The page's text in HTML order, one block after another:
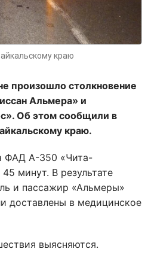
краю
произошло столкновение
Альмера» и
Об этом сообщили в
краю.
ФАД А-350 «Чита-
минут. В результате
и пассажир «Альмеры»
доставлены в медицинское
выясняются.